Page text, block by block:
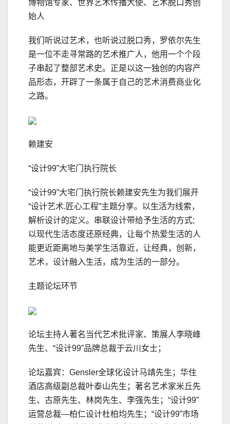
博物馆专家、世界艺术传播大使、艺术脱口秀创
始人
我们听说过艺术，也听说过脱口秀，罗依尔先生
是一位不走寻常路的艺术推广人，他用一个个段
子串起了整部艺术史。正是以这一独创的内容产
品形态，开辟了一条属于自己的艺术消费商业化
之路。
赖建安
“设计99”大宅门执行院长
“设计99”大宅门执行院长赖建安先生为我们展开
“设计艺术.匠心工程”主题分享。以生活为线索，
解析设计的定义。串联设计带给予生活的方式;
以现代生活态度还原经典，让每个热爱生活的人
能更近距离地与美学生活靠近，让经典，创新，
艺术，设计融入生活，成为生活的一部分。
主题论坛环节
论坛主持人著名当代艺术批评家、策展人李晓峰
先生、“设计99”品牌总裁于云川女士；
论坛嘉宾：Gensler全球化设计马靖先生；华住
酒店高级副总裁叶泰山先生；著名艺术家米丘先
生、古原先生、林岗先生、李强先生；“设计99”
运营总裁—柏仁设计杜柏均先生；“设计99”市场